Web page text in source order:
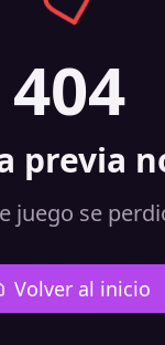
404
previa
juego se
Volver al inicio